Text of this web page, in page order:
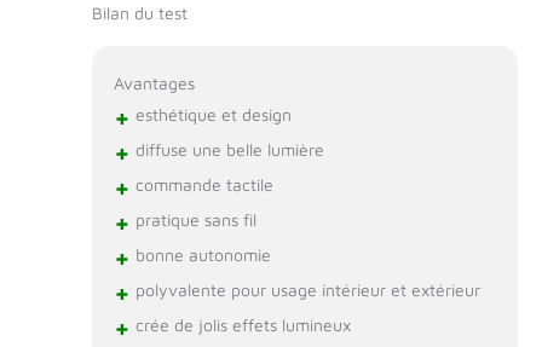
Bilan du test
Avantages
+ esthétique et design
+ diffuse une belle lumière
+ commande tactile
+ pratique sans fil
+ bonne autonomie
+ polyvalente pour usage intérieur et extérieur
+ crée de jolis effets lumineux